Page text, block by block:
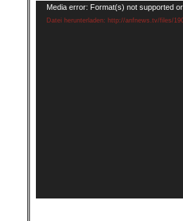
Video-
Player
Media error: Format(s) not supported
Datei herunterladen: http://anfnews.tv/files/